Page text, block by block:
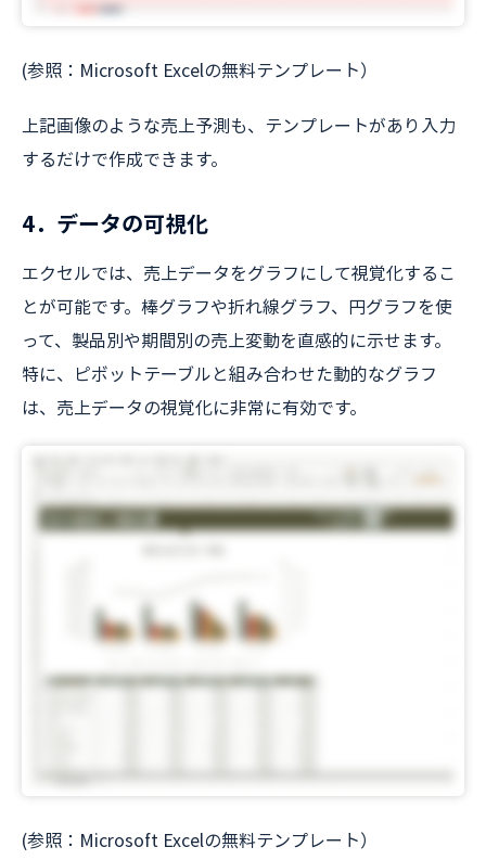
(参照：Microsoft Excelの無料テンプレート）
上記画像のような売上予測も、テンプレートがあり入力
するだけで作成できます。
4．データの可視化
エクセルでは、売上データをグラフにして視覚化するこ
とが可能です。棒グラフや折れ線グラフ、円グラフを使
って、製品別や期間別の売上変動を直感的に示せます。
特に、ピボットテーブルと組み合わせた動的なグラフ
は、売上データの視覚化に非常に有効です。
(参照：Microsoft Excelの無料テンプレート）